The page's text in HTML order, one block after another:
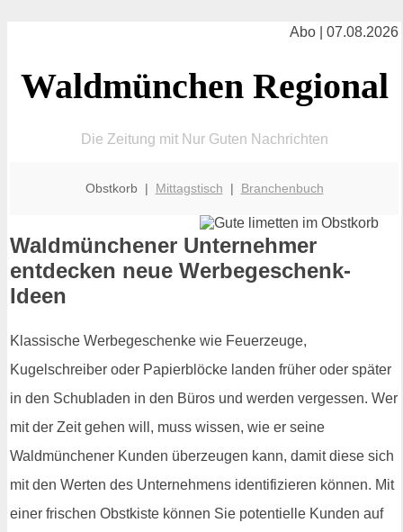
Abo | 07.08.2026
Waldmünchen Regional
Die Zeitung mit Nur Guten Nachrichten
Obstkorb | Mittagstisch | Branchenbuch
Waldmünchener Unternehmer
entdecken neue Werbegeschenk-
Ideen
Klassische Werbegeschenke wie Feuerzeuge,
Kugelschreiber oder Papierblöcke landen früher oder später
in den Schubladen in den Büros und werden vergessen. Wer
mit der Zeit gehen will, muss wissen, wie er seine
Waldmünchener Kunden überzeugen kann, damit diese sich
mit den Werten des Unternehmens identifizieren können. Mit
einer frischen Obstkiste können Sie potentielle Kunden auf